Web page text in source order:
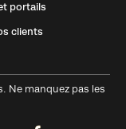
portails
clients
Ne manquez pas les